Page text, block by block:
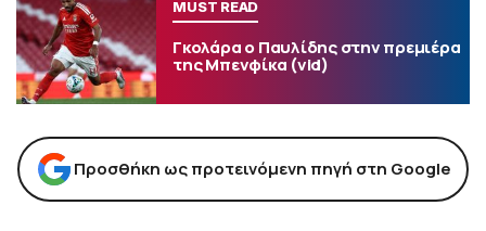
MUST READ
Γκολάρα ο Παυλίδης στην πρεμιέρα
της Μπενφίκα (vid)
Προσθήκη ως προτεινόμενη πηγή στη Google